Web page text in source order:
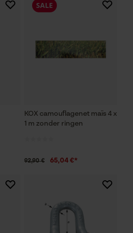
KOX camouflagenet maïs 4 x
1 m zonder ringen
SALE
92,90 € 65,04 €*